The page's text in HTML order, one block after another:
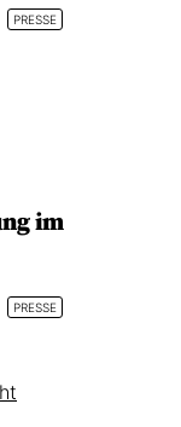
PRESSE
im
PRESSE